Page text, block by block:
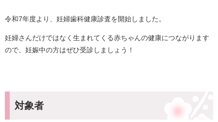
令和7年度より、妊婦歯科健康診査を開始しました。
妊婦さんだけではなく生まれてくる赤ちゃんの健康につながります
ので、妊娠中の方はぜひ受診しましょう！
対象者